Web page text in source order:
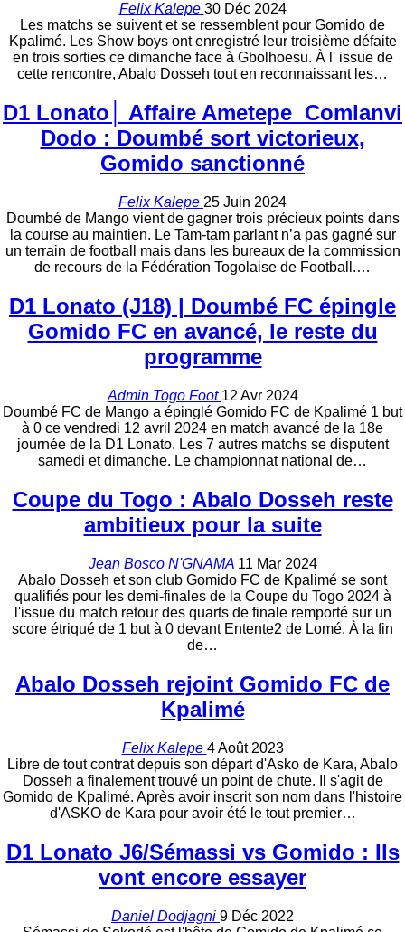
Felix Kalepe 30 Déc 2024
Les matchs se suivent et se ressemblent pour Gomido de
Kpalimé. Les Show boys ont enregistré leur troisième défaite
en trois sorties ce dimanche face à Gbolhoesu. À l' issue de
cette rencontre, Abalo Dosseh tout en reconnaissant les…
D1 Lonato│ Affaire Ametepe Comlanvi
Dodo : Doumbé sort victorieux,
Gomido sanctionné
Felix Kalepe 25 Juin 2024
Doumbé de Mango vient de gagner trois précieux points dans
la course au maintien. Le Tam-tam parlant n’a pas gagné sur
un terrain de football mais dans les bureaux de la commission
de recours de la Fédération Togolaise de Football.…
D1 Lonato (J18) | Doumbé FC épingle
Gomido FC en avancé, le reste du
programme
Admin Togo Foot 12 Avr 2024
Doumbé FC de Mango a épinglé Gomido FC de Kpalimé 1 but
à 0 ce vendredi 12 avril 2024 en match avancé de la 18e
journée de la D1 Lonato. Les 7 autres matchs se disputent
samedi et dimanche. Le championnat national de…
Coupe du Togo : Abalo Dosseh reste
ambitieux pour la suite
Jean Bosco N'GNAMA 11 Mar 2024
Abalo Dosseh et son club Gomido FC de Kpalimé se sont
qualifiés pour les demi-finales de la Coupe du Togo 2024 à
l'issue du match retour des quarts de finale remporté sur un
score étriqué de 1 but à 0 devant Entente2 de Lomé. À la fin
de…
Abalo Dosseh rejoint Gomido FC de
Kpalimé
Felix Kalepe 4 Août 2023
Libre de tout contrat depuis son départ d'Asko de Kara, Abalo
Dosseh a finalement trouvé un point de chute. Il s'agit de
Gomido de Kpalimé. Après avoir inscrit son nom dans l'histoire
d'ASKO de Kara pour avoir été le tout premier…
D1 Lonato J6/Sémassi vs Gomido : Ils
vont encore essayer
Daniel Dodjagni 9 Déc 2022